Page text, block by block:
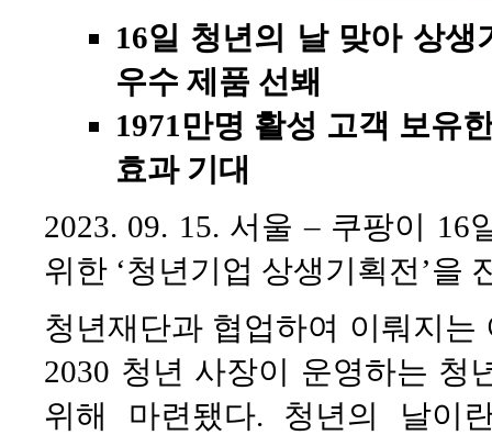
16일 청년의 날 맞아 상생
우수 제품 선봬
1971만명 활성 고객 보유
효과 기대
2023. 09. 15. 서울 – 쿠팡이
위한 ‘청년기업 상생기획전’을
청년재단과 협업하여 이뤄지는
2030 청년 사장이 운영하는 청
위해 마련됐다. 청년의 날